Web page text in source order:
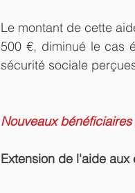
Le montant de cette
500 €, diminué le cas
sécurité sociale
Nouveaux
Extension de l'aide